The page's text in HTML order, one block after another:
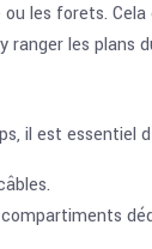
les forets.
ranger les plans
il est